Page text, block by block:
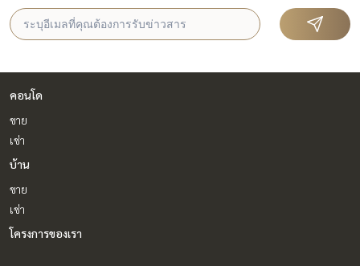
คอนโด
ขาย
เช่า
บ้าน
ขาย
เช่า
โครงการของเรา